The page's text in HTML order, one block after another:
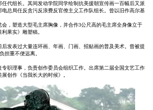
代组长。其间发动学院同学绘制抗美援朝宣传画一百幅后又派
总局任反贪污反浪费反官僚主义工作队组长。曾以旧作高尔基
，塑造大型毛主席胸像，并合作3公尺高的毛主席全身像立于
果实》雕塑稿。
表过大量连环画、年画、门画、招贴画的普及美术。曾被提
担重不便远离。
理事，负责创作委员会组织工作。出席第二届全国文艺工作
创作《当我长大的时候》。